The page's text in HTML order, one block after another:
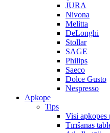
JURA
Nivona
Melitta
DeLonghi
Stollar
SAGE
Philips
Saeco
Dolce Gusto
Nespresso
Apkope
Tips
Visi apkopes
Tīrīšanas